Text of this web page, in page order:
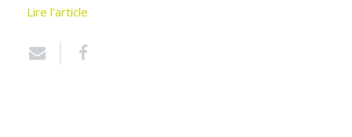
Lire l’article